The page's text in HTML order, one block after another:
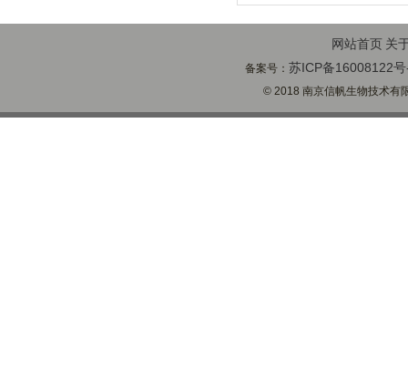
网站首页 关
备案号： 苏ICP备16008122
© 2018 南京信帆生物技术有